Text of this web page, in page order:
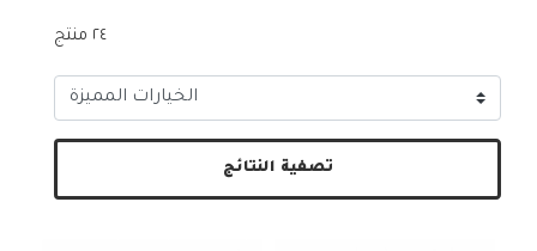
٢٤ منتج
تصفية النتائج